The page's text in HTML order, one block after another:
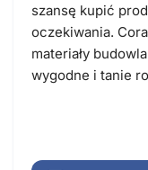
szansę kupić
oczekiwania.
materiały
wygodne i tanie